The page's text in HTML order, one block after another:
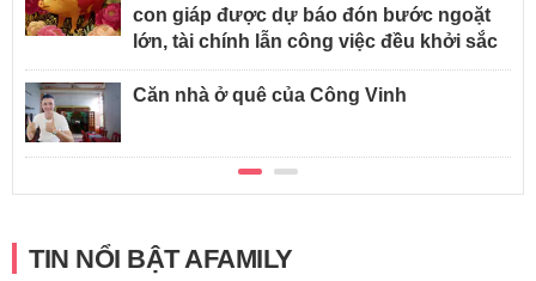
con giáp được dự báo đón bước ngoặt
lớn, tài chính lẫn công việc đều khởi sắc
Căn nhà ở quê của Công Vinh
TIN NỔI BẬT AFAMILY